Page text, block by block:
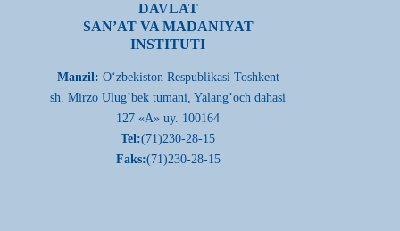
DAVLAT
SAN’AT VA MADANIYAT
INSTITUTI
Manzil: О‘zbekiston Respublikasi Toshkent
sh. Mirzo Ulug’bek tumani, Yalang’och dahasi
127 «A» uy. 100164
Tel:(71)230-28-15
Faks:(71)230-28-15